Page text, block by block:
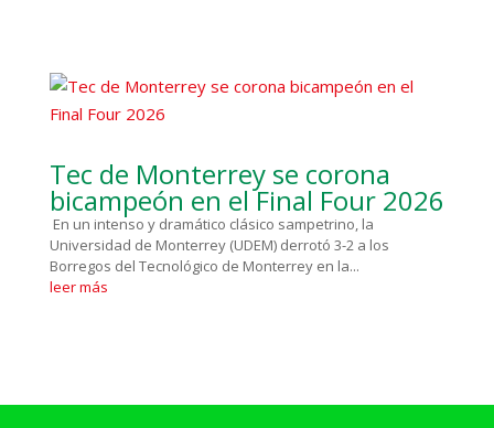
Tec de Monterrey se corona
bicampeón en el Final Four 2026
En un intenso y dramático clásico sampetrino, la
Universidad de Monterrey (UDEM) derrotó 3-2 a los
Borregos del Tecnológico de Monterrey en la...
leer más